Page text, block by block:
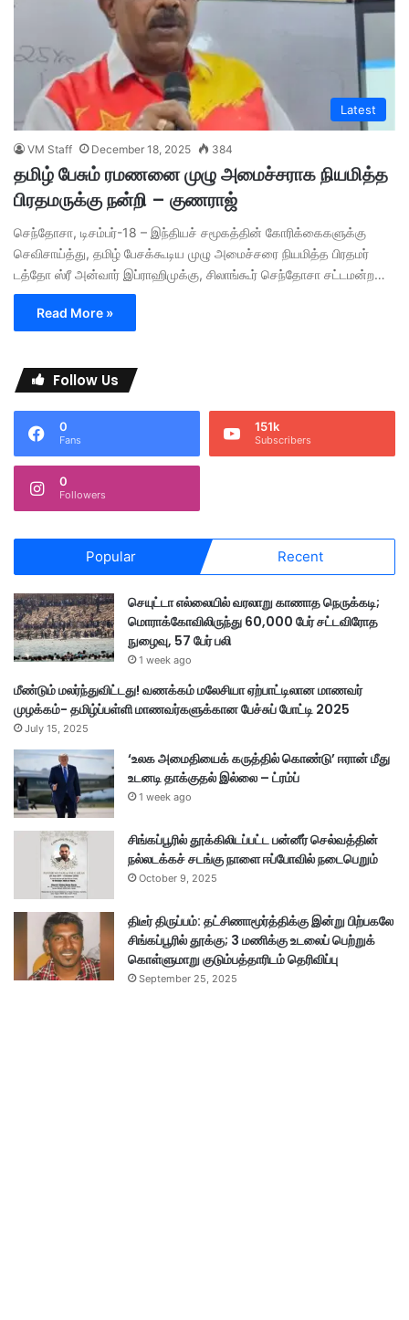
Latest
VM Staff December 18, 2025 384
தமிழ் பேசும் ரமணனை முழு அமைச்சராக நியமித்த
பிரதமருக்கு நன்றி – குணராஜ்
செந்தோசா, டிசம்பர்-18 – இந்தியச் சமூகத்தின் கோரிக்கைகளுக்கு
செவிசாய்த்து, தமிழ் பேசக்கூடிய முழு அமைச்சரை நியமித்த பிரதமர்
டத்தோ ஸ்ரீ அன்வார் இப்ராஹிமுக்கு, சிலாங்கூர் செந்தோசா சட்டமன்ற…
Read More »
Follow Us
0
Fans
151k
Subscribers
0
Followers
Popular Recent
செயுட்டா எல்லையில் வரலாறு காணாத நெருக்கடி;
மொராக்கோவிலிருந்து 60,000 பேர் சட்டவிரோத
நுழைவு, 57 பேர் பலி
1 week ago
மீண்டும் மலர்ந்துவிட்டது! வணக்கம் மலேசியா ஏற்பாட்டிலான மாணவர்
முழக்கம்- தமிழ்ப்பள்ளி மாணவர்களுக்கான பேச்சுப் போட்டி 2025
July 15, 2025
‘உலக அமைதியைக் கருத்தில் கொண்டு’ ஈரான் மீது
உடனடி தாக்குதல் இல்லை – ட்ரம்ப்
1 week ago
சிங்கப்பூரில் தூக்கிலிடப்பட்ட பன்னீர் செல்வத்தின்
நல்லடக்கச் சடங்கு நாளை ஈப்போவில் நடைபெறும்
October 9, 2025
திடீர் திருப்பம்: தட்சிணாமூர்த்திக்கு இன்று பிற்பகலே
சிங்கப்பூரில் தூக்கு; 3 மணிக்கு உடலைப் பெற்றுக்
கொள்ளுமாறு குடும்பத்தாரிடம் தெரிவிப்பு
September 25, 2025